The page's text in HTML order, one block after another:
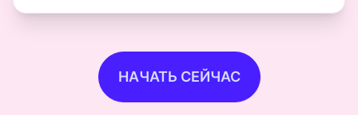
НАЧАТЬ СЕЙЧАС